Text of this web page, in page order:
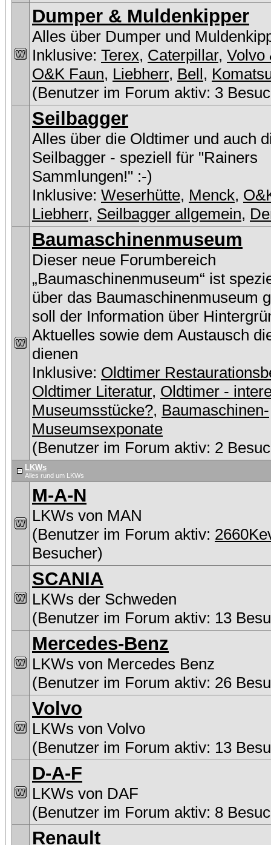
Dumper & Muldenkipper
Alles über Dumper und
Inklusive: Terex, Caterpillar, Volvo
O&K Faun, Liebherr, Bell,
(Benutzer im Forum aktiv: 3
Seilbagger
Alles über die Oldtimer und auch
Seilbagger - speziell für "Rainers
Sammlungen!" :-)
Inklusive: Weserhütte, Menck,
Liebherr, Seilbagger allgemein,
Baumaschinenmuseum
Dieser neue Forumbereich
„Baumaschinenmuseum“ ist
über das Baumaschinenmuseum
soll der Information über
Aktuelles sowie dem Austausch
dienen
Inklusive: Oldtimer
Oldtimer Literatur, Oldtimer -
Museumsstücke?, Baumaschinen-
Museumsexponate
(Benutzer im Forum aktiv: 2
LKWs
Alles rund um LKWs
M-A-N
LKWs von MAN
(Benutzer im Forum aktiv:
Besucher)
SCANIA
LKWs der Schweden
(Benutzer im Forum aktiv: 13
Mercedes-Benz
LKWs von Mercedes Benz
(Benutzer im Forum aktiv: 26
Volvo
LKWs von Volvo
(Benutzer im Forum aktiv: 13
D-A-F
LKWs von DAF
(Benutzer im Forum aktiv: 8
Renault